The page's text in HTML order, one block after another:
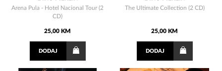
Arena Pula - Hotel Nacional Tour (2
CD)
25,00 KM
DODAJ
The Ultimate Collection (2 CD)
25,00 KM
DODAJ